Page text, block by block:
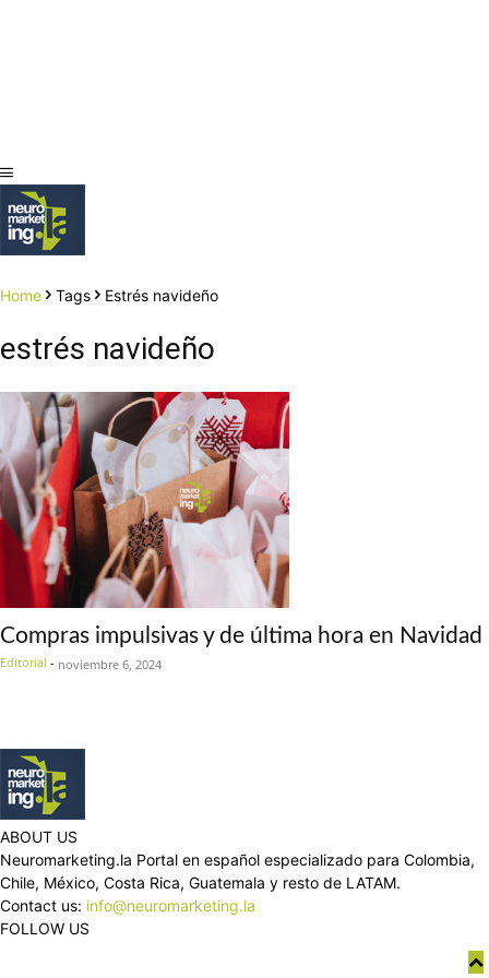
Home Tags Estrés navideño
estrés navideño
Compras impulsivas y de última hora en Navidad
Editorial - noviembre 6, 2024
ABOUT US
Neuromarketing.la Portal en español especializado para Colombia,
Chile, México, Costa Rica, Guatemala y resto de LATAM.
Contact us: info@neuromarketing.la
FOLLOW US